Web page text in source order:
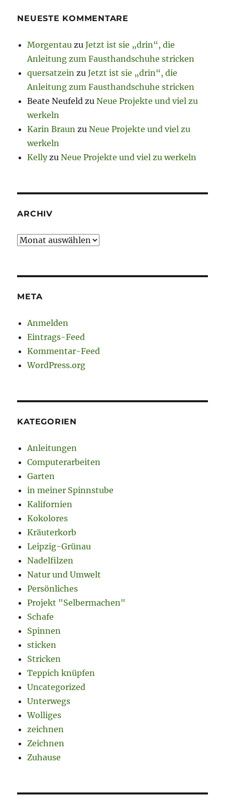
NEUESTE KOMMENTARE
Morgentau zuJetzt ist sie „drin“, die
Anleitung zum Fausthandschuhe stricken
quersatzein zuJetzt ist sie „drin“, die
Anleitung zum Fausthandschuhe stricken
Beate Neufeld zuNeue Projekte und viel zu
werkeln
Karin Braun zuNeue Projekte und viel zu
werkeln
KellyzuNeue Projekte und viel zu werkeln
ARCHIV
Archiv
META
Anmelden
Eintrags-Feed
Kommentar-Feed
WordPress.org
KATEGORIEN
Anleitungen
Computerarbeiten
Garten
in meiner Spinnstube
Kalifornien
Kokolores
Kräuterkorb
Leipzig-Grünau
Nadelfilzen
Natur und Umwelt
Persönliches
Projekt "Selbermachen"
Schafe
Spinnen
sticken
Stricken
Teppich knüpfen
Uncategorized
Unterwegs
Wolliges
zeichnen
Zeichnen
Zuhause